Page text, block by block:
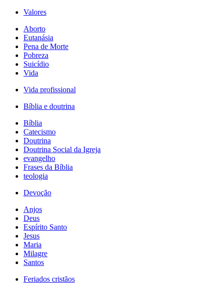
Valores
Aborto
Eutanásia
Pena de Morte
Pobreza
Suicídio
Vida
Vida profissional
Bíblia e doutrina
Bíblia
Catecismo
Doutrina
Doutrina Social da Igreja
evangelho
Frases da Bíblia
teologia
Devoção
Anjos
Deus
Espírito Santo
Jesus
Maria
Milagre
Santos
Feriados cristãos